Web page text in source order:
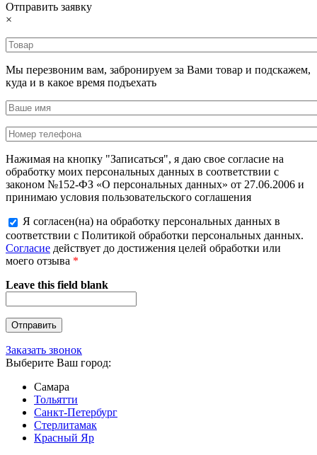
Отправить заявку
×
Мы перезвоним вам, забронируем за Вами товар и подскажем,
куда и в какое время подъехать
Нажимая на кнопку "Записаться", я даю свое согласие на
обработку моих персональных данных в соответствии с
законом №152-ФЗ «О персональных данных» от 27.06.2006 и
принимаю условия пользовательского соглашения
Я согласен(на) на обработку персональных данных в
соответствии с Политикой обработки персональных данных.
Согласие действует до достижения целей обработки или
моего отзыва *
Leave this field blank
Заказать звонок
Выберите Ваш город:
Самара
Тольятти
Санкт-Петербург
Стерлитамак
Красный Яр